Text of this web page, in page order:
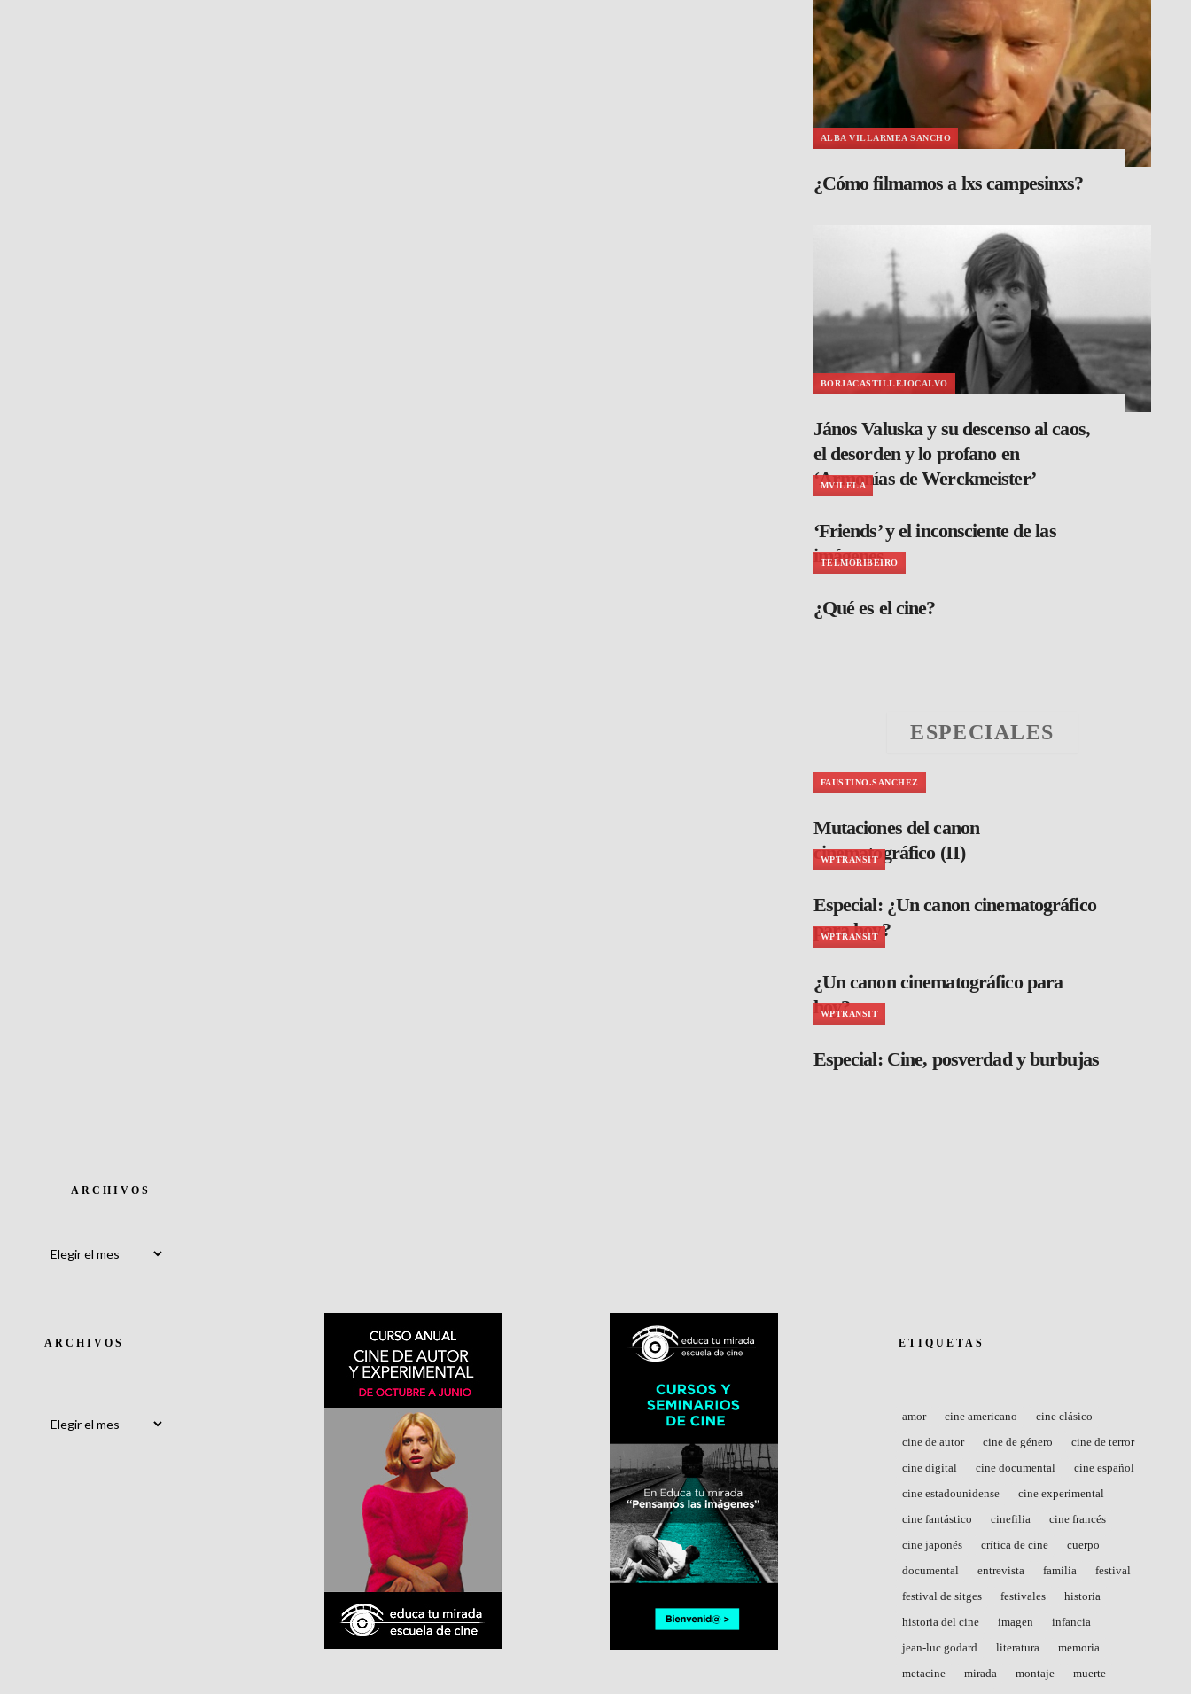
ALBA VILLARMEA SANCHO
¿Cómo filmamos a lxs campesinxs?
BORJACASTILLEJOCALVO
János Valuska y su descenso al caos,
el desorden y lo profano en
‘Armonías de Werckmeister’
MVILELA
‘Friends’ y el inconsciente de las
imágenes
TELMORIBEIRO
¿Qué es el cine?
ESPECIALES
FAUSTINO.SANCHEZ
Mutaciones del canon
cinematográfico (II)
WPTRANSIT
Especial: ¿Un canon cinematográfico
para hoy?
WPTRANSIT
¿Un canon cinematográfico para
hoy?
WPTRANSIT
Especial: Cine, posverdad y burbujas
ARCHIVOS
ARCHIVOS ETIQUETAS
amor cine americano
cine clásico
cine de autor
cine de género
cine de terror
cine digital
cine documental
cine español
cine estadounidense
cine experimental
cine fantástico
cinefilia
cine francés
cine japonés
crítica de cine
cuerpo
documental
entrevista familia
festival
festival de sitges
festivales
historia
historia del cine
imagen
infancia
jean-luc godard
literatura
memoria
metacine
mirada montaje
muerte